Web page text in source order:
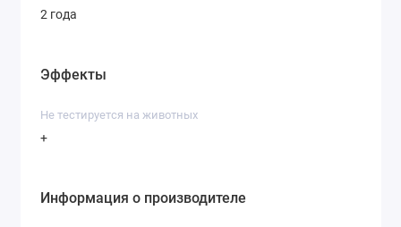
2 года
Эффекты
Не тестируется на животных
+
Информация о производителе